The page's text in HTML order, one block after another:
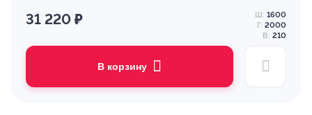
31 220 ₽ Ш: 1600
Г: 2000
В: 210
В корзину